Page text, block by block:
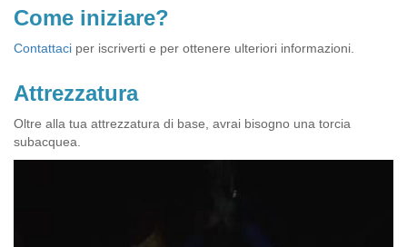
Come iniziare?
Contattaci per iscriverti e per ottenere ulteriori informazioni.
Attrezzatura
Oltre alla tua attrezzatura di base, avrai bisogno una torcia
subacquea.